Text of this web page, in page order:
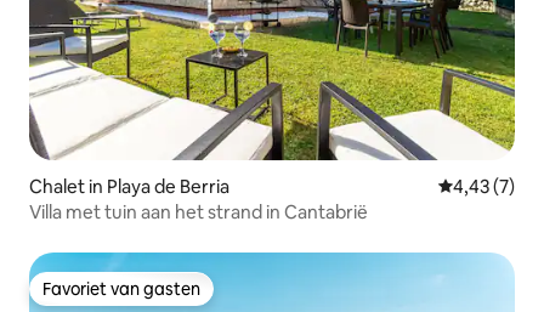
Chalet in Playa de Berria
4,43 (7)
Villa met tuin aan het strand in Cantabrië
Favoriet van gasten
Favoriet van gasten